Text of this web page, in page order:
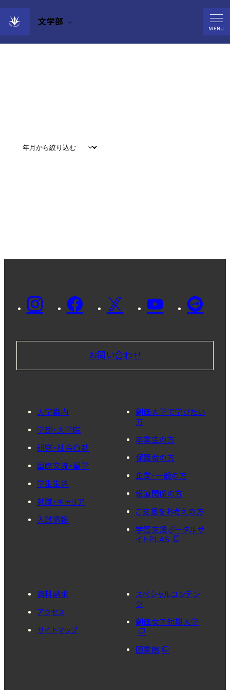
文学部
MENU
Events
お問い合わせ
大学案内
学部・大学院
研究・社会貢献
国際交流・留学
学生生活
就職・キャリア
入試情報
創価大学で学びたい
方
卒業生の方
保護者の方
企業・一般の方
報道関係の方
ご支援をお考えの方
学習支援ポータルサ
イトPLAS
資料請求
アクセス
サイトマップ
スペシャルコンテン
ツ
創価女子短期大学
図書館